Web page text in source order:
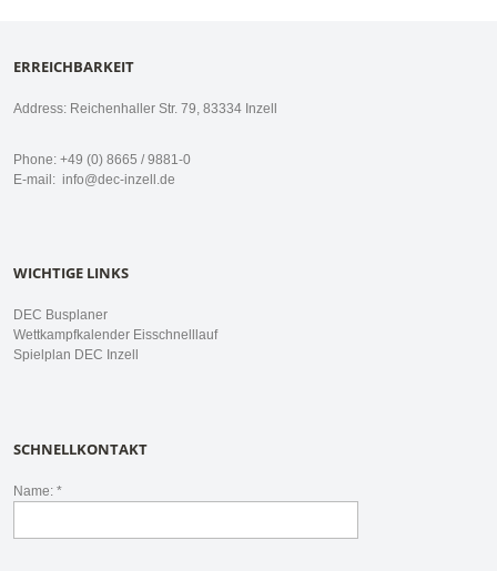
ERREICHBARKEIT
Address: Reichenhaller Str. 79, 83334 Inzell
Phone: +49 (0) 8665 / 9881-0
E-mail: info@dec-inzell.de
WICHTIGE LINKS
DEC Busplaner
Wettkampfkalender Eisschnelllauf
Spielplan DEC Inzell
SCHNELLKONTAKT
Name: *